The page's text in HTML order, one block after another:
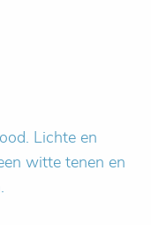
Lichte en
witte tenen en